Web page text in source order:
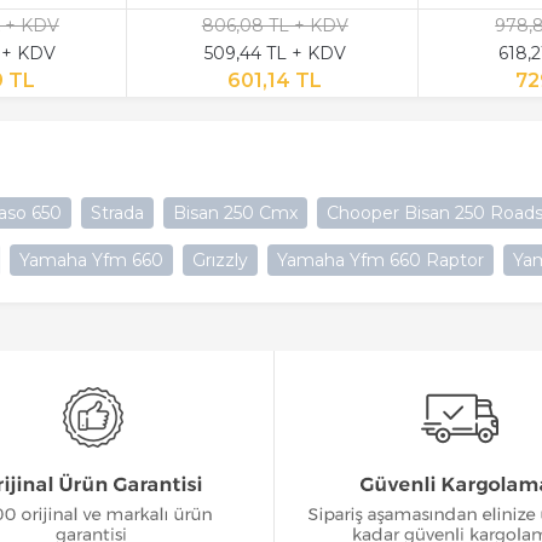
+ KDV
KDV
TL
806,08 TL + KDV
509,44 TL + KDV
601,14 TL
650 Strada Bisan 250 Cmx Chooper Bisan 250
Yamaha Yfm 660 Grızzly Yamaha Yfm 660 Raptor